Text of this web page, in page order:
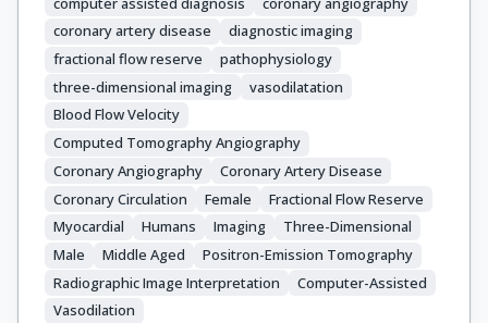
coronary artery disease
diagnostic imaging
fractional flow reserve
pathophysiology
three-dimensional imaging
vasodilatation
Blood Flow Velocity
Computed Tomography Angiography
Coronary Angiography
Coronary Artery Disease
Coronary Circulation
Female
Fractional Flow Reserve
Myocardial
Humans Imaging
Three-Dimensional
Male
Middle Aged
Positron-Emission Tomography
Radiographic Image Interpretation
Computer-Assisted
Vasodilation